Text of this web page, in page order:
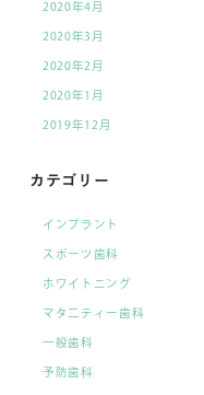
2020年4月
2020年3月
2020年2月
2020年1月
2019年12月
カテゴリー
インプラント
スポーツ歯科
ホワイトニング
マタ二ティー歯科
一般歯科
予防歯科